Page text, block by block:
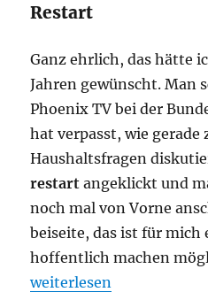
Restart
Ganz ehrlich, das hätte
Jahren gewünscht. Man
Phoenix TV bei der
hat verpasst, wie gerade
Haushaltsfragen
restart angeklickt und
noch mal von Vorne
beiseite, das ist für mich
hoffentlich machen
„MagentaEins 7.0:
weiterlesen